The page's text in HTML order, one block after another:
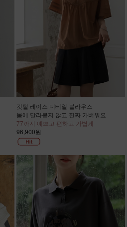
깃털 레이스 디테일 블라우스
몸에 달라붙지 않고 진짜 가벼워요
77까지 예쁘고 편하고 가볍게
96,900원